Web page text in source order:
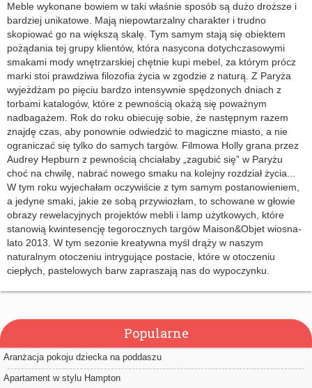
Meble wykonane bowiem w taki właśnie sposób są dużo droższe i
bardziej unikatowe. Mają niepowtarzalny charakter i trudno
skopiować go na większą skalę. Tym samym stają się obiektem
pożądania tej grupy klientów, która nasycona dotychczasowymi
smakami mody wnętrzarskiej chętnie kupi mebel, za którym prócz
marki stoi prawdziwa filozofia życia w zgodzie z naturą. Z Paryża
wyjeżdżam po pięciu bardzo intensywnie spędzonych dniach z
torbami katalogów, które z pewnością okażą się poważnym
nadbagażem. Rok do roku obiecuję sobie, że następnym razem
znajdę czas, aby ponownie odwiedzić to magiczne miasto, a nie
ograniczać się tylko do samych targów. Filmowa Holly grana przez
Audrey Hepburn z pewnością chciałaby „zagubić się” w Paryżu
choć na chwilę, nabrać nowego smaku na kolejny rozdział życia...
W tym roku wyjechałam oczywiście z tym samym postanowieniem,
a jedyne smaki, jakie ze sobą przywiozłam, to schowane w głowie
obrazy rewelacyjnych projektów mebli i lamp użytkowych, które
stanowią kwintesencję tegorocznych targów Maison&Objet wiosna-
lato 2013. W tym sezonie kreatywna myśl drąży w naszym
naturalnym otoczeniu intrygujące postacie, które w otoczeniu
ciepłych, pastelowych barw zapraszają nas do wypoczynku.
Popularne
Aranżacja pokoju dziecka na poddaszu
Apartament w stylu Hampton